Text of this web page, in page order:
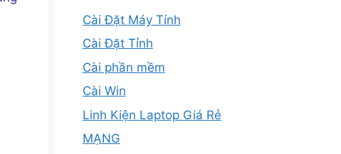
Cài Đặt Máy Tính
Cài Đặt Tỉnh
Cài phần mềm
Cài Win
Linh Kiện Laptop Giá Rẻ
MẠNG